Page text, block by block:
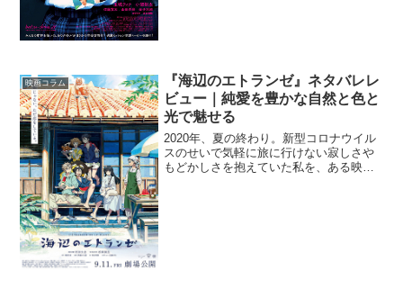
映画コラム
『海辺のエトランゼ』ネタバレレ
ビュー｜純愛を豊かな自然と色と
光で魅せる
2020年、夏の終わり。新型コロナウイル
スのせいで気軽に旅に行けない寂しさや
もどかしさを抱えていた私を、ある映画